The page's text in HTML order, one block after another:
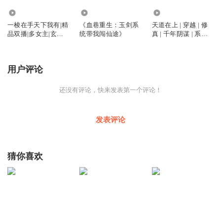
一梭在手天下我有|精
品双播|多女主|玄幻
《血巷重生：玉剑系
统带我闯仙途》
天道在上 | 穿越 | 修
真 | 千年阴谋 | 系统 |
用户评论
还没有评论，快来发表第一个评论！
发表评论
猜你喜欢